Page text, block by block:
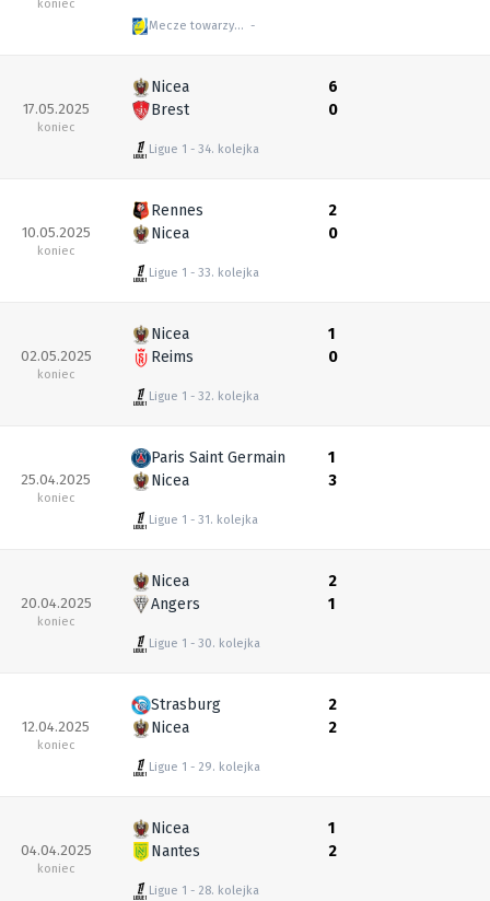
koniec
Mecze towarzyskie
17.05.2025
koniec
Nicea
Brest
Ligue 1 34. kolejka
6
0
10.05.2025
koniec
Rennes
Nicea
Ligue 1 33. kolejka
2
0
02.05.2025
koniec
Nicea
Reims
Ligue 1 32. kolejka
1
0
25.04.2025
koniec
Paris Saint Germain
Nicea
Ligue 1 31. kolejka
1
3
20.04.2025
koniec
Nicea
Angers
Ligue 1 30. kolejka
2
1
12.04.2025
koniec
Strasburg
Nicea
Ligue 1 29. kolejka
2
2
04.04.2025
koniec
Nicea
Nantes
Ligue 1 28. kolejka
1
2